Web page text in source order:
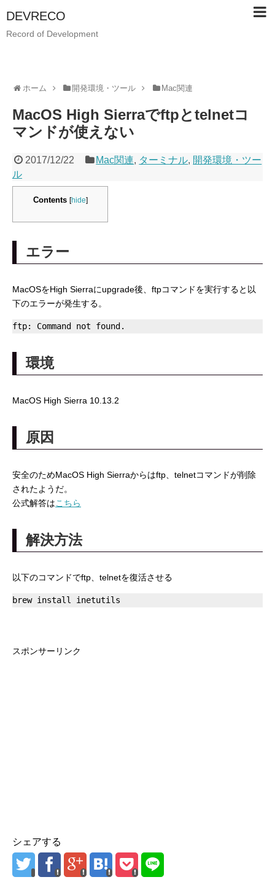
DEVRECO
Record of Development
ホーム 開発環境・ツール Mac関連
MacOS High Sierraでftpとtelnetコ
マンドが使えない
2017/12/22 Mac関連, ターミナル, 開発環境・ツー
ル
Contents [hide]
エラー
MacOSをHigh Sierraにupgrade後、ftpコマンドを実行すると以
下のエラーが発生する。
環境
MacOS High Sierra 10.13.2
原因
安全のためMacOS High Sierraからはftp、telnetコマンドが削除
されたようだ。
公式解答はこちら
解決方法
以下のコマンドでftp、telnetを復活させる
スポンサーリンク
シェアする